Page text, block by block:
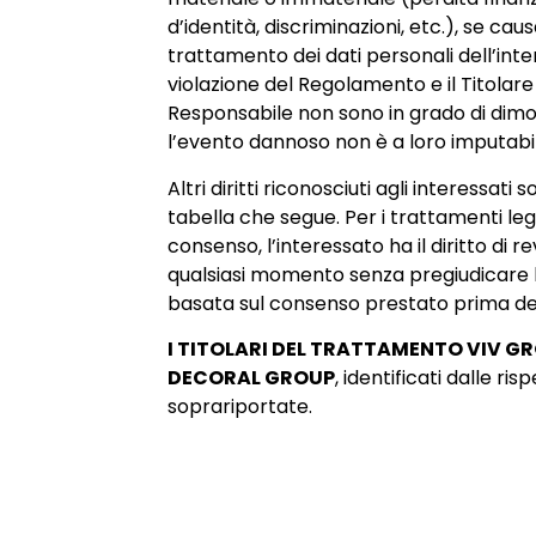
d’identità, discriminazioni, etc.), se
trattamento dei dati personali
violazione del Regolamento e il
Responsabile non sono in grado di
l’evento dannoso non è a loro
Altri diritti riconosciuti agli interessati
tabella che segue. Per i trattamenti
consenso, l’interessato ha il diritto di
qualsiasi momento senza pregiudicare
basata sul consenso prestato prima
I TITOLARI DEL TRATTAMENTO VIV
DECORAL GROUP, identificati dalle
soprariportate.